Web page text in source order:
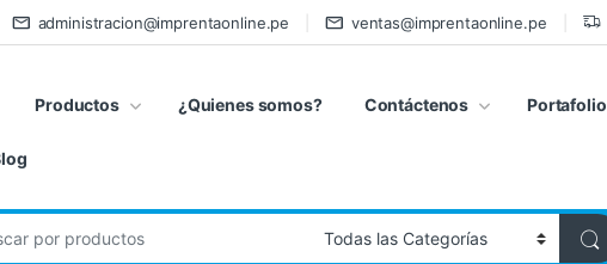
administracion@imprentaonline.pe ventas@imprentaonline.pe
Productos ¿Quienes somos? Contáctenos Portafolio